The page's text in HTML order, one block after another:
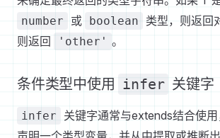
number 或 boolean
类型，则返回
则返回
'other' 。
条件类型中使用 infer 关键字
infer
关键字通常与extends结合使